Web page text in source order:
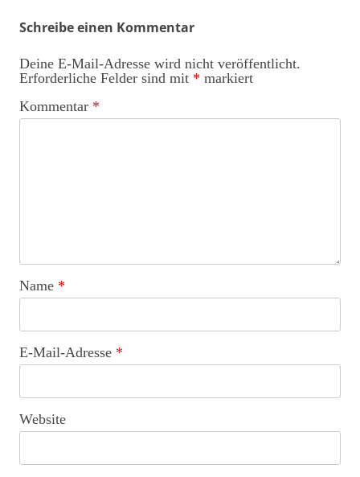
Schreibe einen Kommentar
Deine E-Mail-Adresse wird nicht veröffentlicht.
Erforderliche Felder sind mit * markiert
Kommentar *
Name *
E-Mail-Adresse *
Website